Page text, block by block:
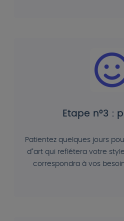
Etape n°3 :
Patientez quelques jours
d"art qui reflétera votre
correspondra à vos